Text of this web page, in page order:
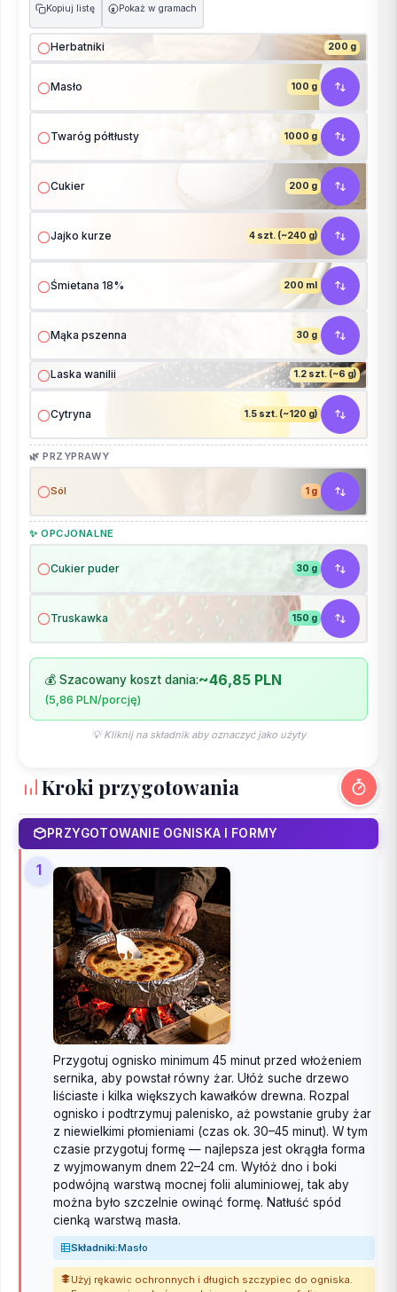
Kopiuj listę g Pokaż w gramach
Herbatniki 200 g
Masło 100 g
Twaróg półtłusty 1000 g
Cukier 200 g
Jajko kurze 4 szt. (~240 g)
Śmietana 18% 200 ml
Mąka pszenna 30 g
Laska wanilii 1.2 szt. (~6 g)
Cytryna 1.5 szt. (~120 g)
🌿 PRZYPRAWY
Sól 1 g
✨ OPCJONALNE
Cukier puder 30 g
Truskawka 150 g
💰 Szacowany koszt dania:~46,85 PLN
(5,86 PLN/porcję)
💡 Kliknij na składnik aby oznaczyć jako użyty
Kroki przygotowania
PRZYGOTOWANIE OGNISKA I FORMY
1
Przygotuj ognisko minimum 45 minut przed włożeniem
sernika, aby powstał równy żar. Ułóż suche drzewo
liściaste i kilka większych kawałków drewna. Rozpal
ognisko i podtrzymuj palenisko, aż powstanie gruby żar
z niewielkimi płomieniami (czas ok. 30–45 minut). W tym
czasie przygotuj formę — najlepsza jest okrągła forma
z wyjmowanym dnem 22–24 cm. Wyłóż dno i boki
podwójną warstwą mocnej folii aluminiowej, tak aby
można było szczelnie owinąć formę. Natłuść spód
cienką warstwą masła.
Składniki:Masło
Użyj rękawic ochronnych i długich szczypiec do ogniska.